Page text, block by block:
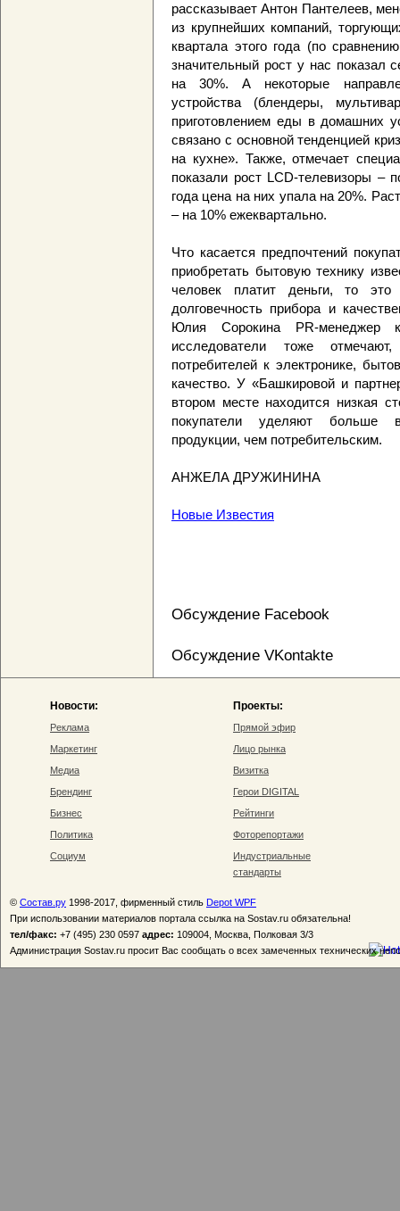
рассказывает Антон Пантелеев,
из крупнейших компаний,
квартала этого года (по
значительный рост у нас показал
на 30%. А некоторые
устройства (блендеры,
приготовлением еды в домашних
связано с основной тенденцией
на кухне». Также, отмечает
показали рост LCD-телевизоры –
года цена на них упала на 20%.
– на 10% ежеквартально.
Что касается предпочтений
приобретать бытовую технику
человек платит деньги, то это
долговечность прибора и
Юлия Сорокина РR-менеджер
исследователи тоже
потребителей к электронике,
качество. У «Башкировой и
втором месте находится низкая
покупатели уделяют больше
продукции, чем потребительским.
АНЖЕЛА ДРУЖИНИНА
Новые Известия
Обсуждение Facebook
Обсуждение VKontakte
Новости:
Реклама
Маркетинг
Медиа
Брендинг
Бизнес
Политика
Социум
Проекты:
Прямой эфир
Лицо рынка
Визитка
Герои DIGITAL
Рейтинги
Фоторепортажи
Индустриальные
стандарты
© Состав.ру 1998-2017, фирменный стиль Depot WPF
При использовании материалов портала ссылка на Sostav.ru обязательна!
тел/факс: +7 (495) 230 0597 адрес: 109004, Москва, Полковая 3/3
Администрация Sostav.ru просит Вас сообщать о всех замеченных технических